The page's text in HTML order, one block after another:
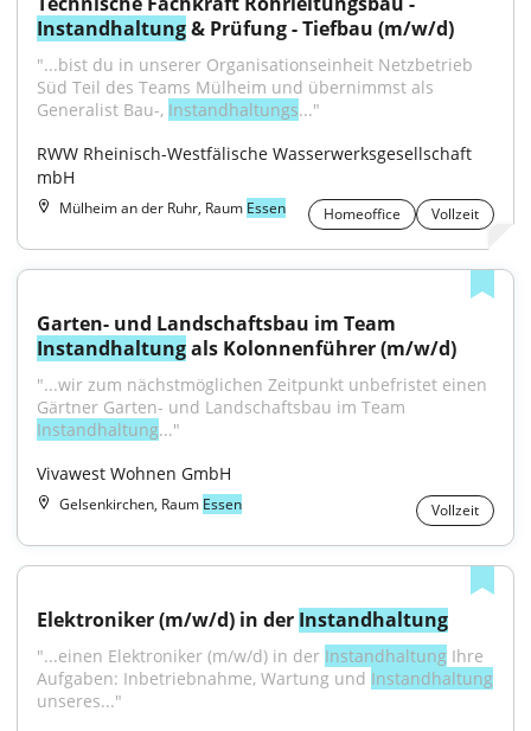
Instandhaltung & Prüfung - Tiefbau (m/w/d)
"...bist du in unserer Organisationseinheit Netzbetrieb
Süd Teil des Teams Mülheim und übernimmst als
Generalist Bau-, Instandhaltungs..."
RWW Rheinisch-Westfälische Wasserwerksgesellschaft
mbH
Mülheim an der Ruhr, Raum Essen Homeoffice Vollzeit
Instandhaltung als Kolonnenführer (m/w/d)
"...wir zum nächstmöglichen Zeitpunkt unbefristet einen
Instandhaltung..."
Vivawest Wohnen GmbH
Gelsenkirchen, Raum Essen Vollzeit
Elektroniker (m/w/d) in der Instandhaltung
"...einen Elektroniker (m/w/d) in der Instandhaltung Ihre
Aufgaben: Inbetriebnahme, Wartung und Instandhaltung
unseres..."